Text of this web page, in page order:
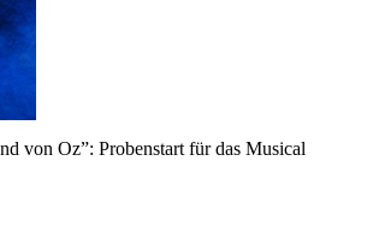
von Oz”: Probenstart für das Musical